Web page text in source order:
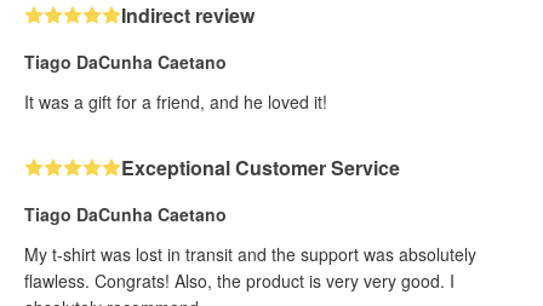
Indirect review
Tiago DaCunha Caetano
It was a gift for a friend, and he loved it!
Exceptional Customer Service
Tiago DaCunha Caetano
My t-shirt was lost in transit and the support was absolutely
flawless. Congrats! Also, the product is very very good. I